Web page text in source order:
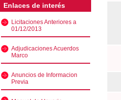
Enlaces de interés
Licitaciones Anteriores a
01/12/2013
Adjudicaciones Acuerdos
Marco
Anuncios de Informacion
Previa